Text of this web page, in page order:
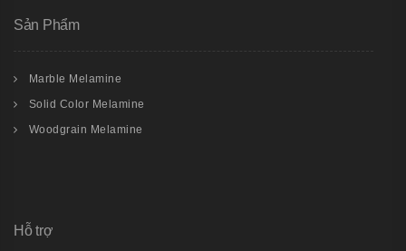
Sản Phẩm
Marble Melamine
Solid Color Melamine
Woodgrain Melamine
Hỗ trợ